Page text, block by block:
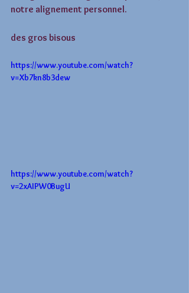
notre alignement personnel.
des gros bisous
https://www.youtube.com/watch?
v=Xb7kn8b3dew
https://www.youtube.com/watch?
v=2xAIPW0BugU